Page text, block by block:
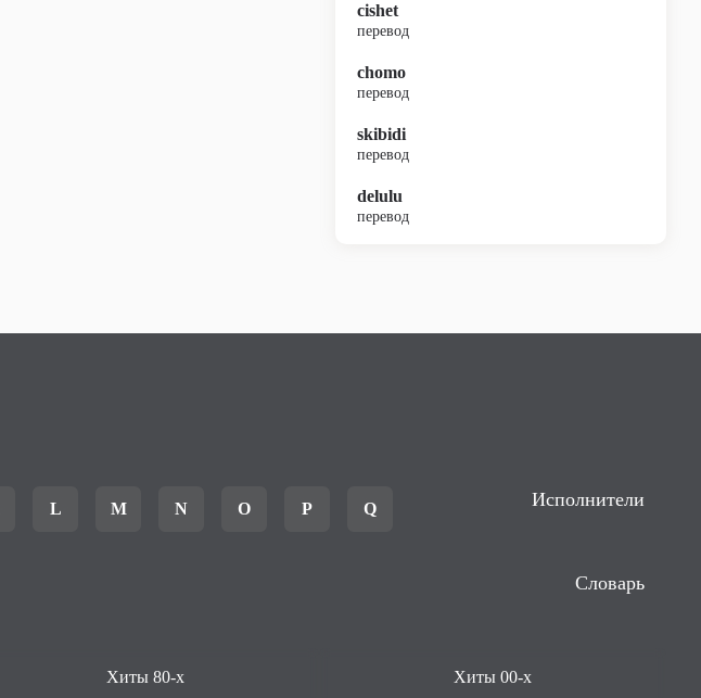
cishet
перевод
chomo
перевод
skibidi
перевод
delulu
перевод
L M N O P Q Исполнители
Словарь
Хиты 80-х Хиты 00-х